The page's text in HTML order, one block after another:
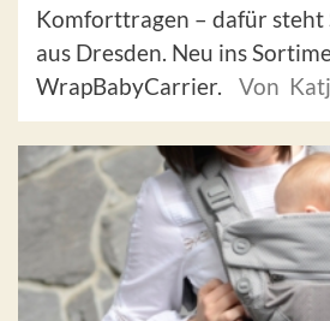
Komforttragen – dafür steht
aus Dresden. Neu ins
WrapBabyCarrier.
Von